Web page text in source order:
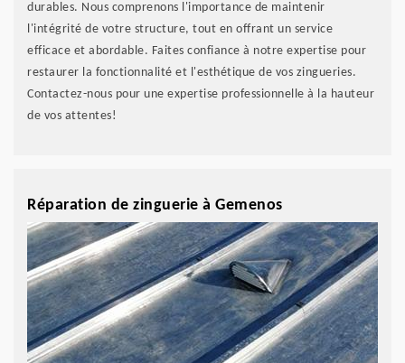
durables. Nous comprenons l'importance de maintenir
l'intégrité de votre structure, tout en offrant un service
efficace et abordable. Faites confiance à notre expertise pour
restaurer la fonctionnalité et l'esthétique de vos zingueries.
Contactez-nous pour une expertise professionnelle à la hauteur
de vos attentes!
Réparation de zinguerie à Gemenos